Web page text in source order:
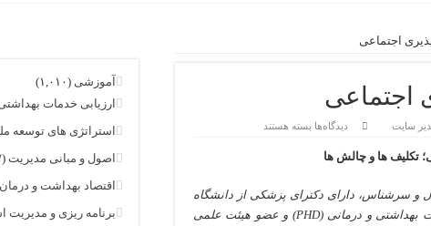
تلاقی تخصص؛ از همگرایی تا هم‌افزایی در
اجتماعی
اجتماعی
سایت دیدگاه‌ها
برای
اجتماعی
بسته هستند
تکلیف ها و چالش ها
و سرشناس، دارای دکترای پزشکی از دانشگاه
علوم پزشکی شهید بهشتی (MD) و دکترای تخصصی مدیریت خدمات بهداشتی و درمانی (PHD) و عضو هیئت علمی
آموزشی (۱,۰۱۰)
ارزیابی خدمات
استراتژی های توسعه
اصول و مبانی مدیریت(۸۷)
اقتصاد بهداشت و درمان
برنامه ریزی و مدیریت